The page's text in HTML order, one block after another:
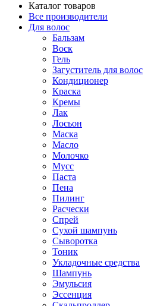
Каталог товаров
Все производители
Для волос
Бальзам
Воск
Гель
Загуститель для волос
Кондиционер
Краска
Кремы
Лак
Лосьон
Маска
Масло
Молочко
Мусс
Паста
Пена
Пилинг
Расчески
Спрей
Сухой шампунь
Сыворотка
Тоник
Укладочные средства
Шампунь
Эмульсия
Эссенция